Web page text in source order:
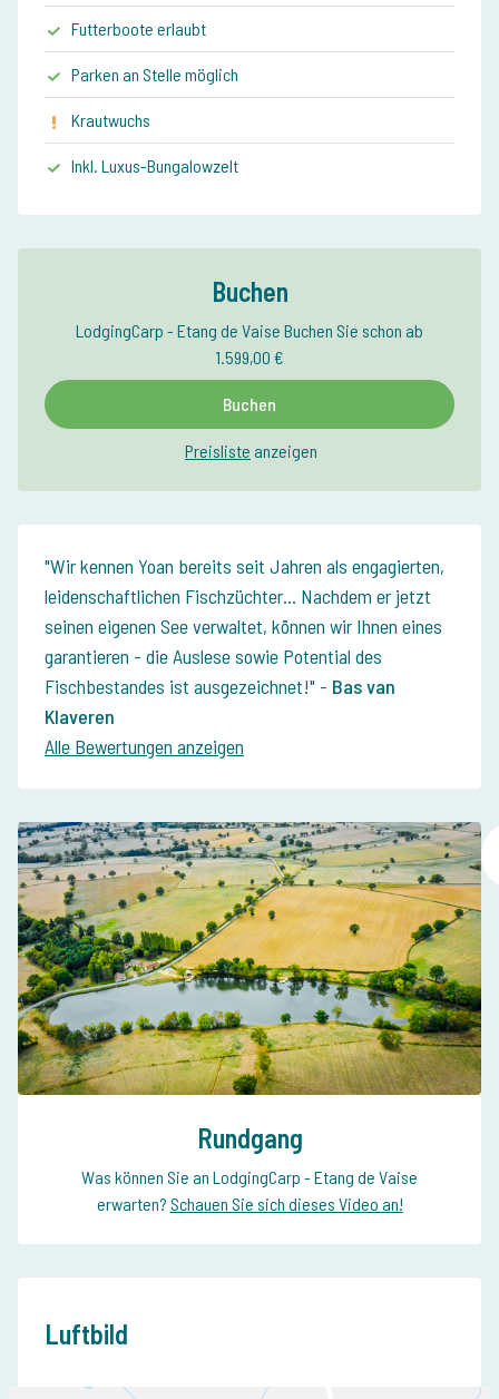
Futterboote erlaubt
Parken an Stelle möglich
Krautwuchs
Inkl. Luxus-Bungalowzelt
Buchen
LodgingCarp - Etang de Vaise Buchen Sie schon ab
1.599,00 €
Buchen
Preisliste anzeigen
Wir kennen Yoan bereits seit Jahren als engagierten,
leidenschaftlichen Fischzüchter... Nachdem er jetzt
seinen eigenen See verwaltet, können wir Ihnen eines
garantieren - die Auslese sowie Potential des
Fischbestandes ist ausgezeichnet! - Bas van
Klaveren
Alle Bewertungen anzeigen
Rundgang
Was können Sie an LodgingCarp - Etang de Vaise
erwarten? Schauen Sie sich dieses Video an!
Luftbild